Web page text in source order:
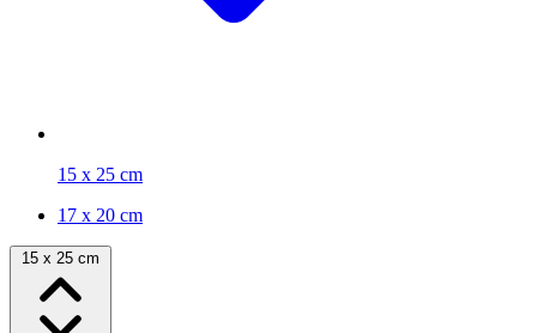
15 x 25 cm
17 x 20 cm
15 x 25 cm